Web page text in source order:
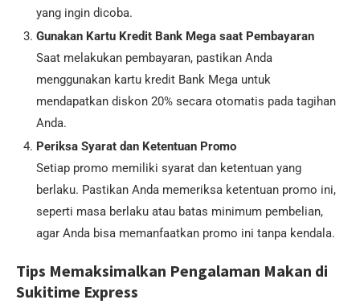
yang ingin dicoba.
Gunakan Kartu Kredit Bank Mega saat Pembayaran
Saat melakukan pembayaran, pastikan Anda
menggunakan kartu kredit Bank Mega untuk
mendapatkan diskon 20% secara otomatis pada tagihan
Anda.
Periksa Syarat dan Ketentuan Promo
Setiap promo memiliki syarat dan ketentuan yang
berlaku. Pastikan Anda memeriksa ketentuan promo ini,
seperti masa berlaku atau batas minimum pembelian,
agar Anda bisa memanfaatkan promo ini tanpa kendala.
Tips Memaksimalkan Pengalaman Makan di
Sukitime Express